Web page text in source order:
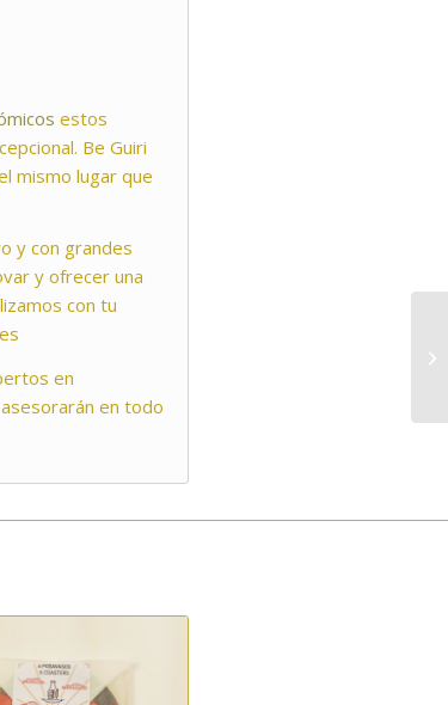
estos
Be Guiri
mismo lugar que
y con grandes
y ofrecer una
con tu
en
en todo